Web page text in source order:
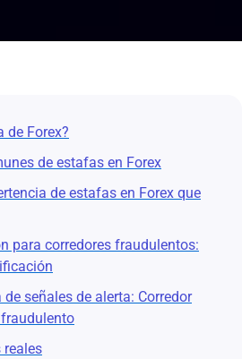
de Forex?
de estafas en Forex
de estafas en Forex que
para corredores fraudulentos:
señales de alerta: Corredor
reales